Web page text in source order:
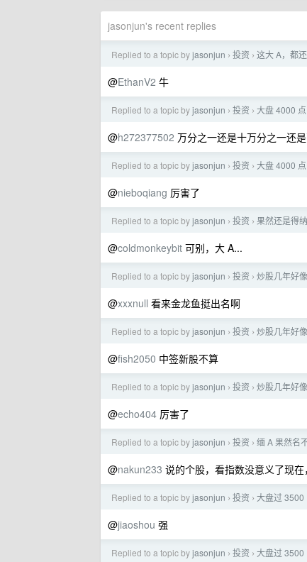
jasonjun's recent replies
Replied to a topic byjasonjun › 投资 › 这大 A，都
@EthanV2 牛
Replied to a topic byjasonjun › 投资 › 大盘 4000
@h272377502 万分之一还是十万分之一还
Replied to a topic byjasonjun › 投资 › 大盘 4000
@nieboqiang 厉害了
Replied to a topic byjasonjun › 投资 › 果然还是得
@coldmonkeybit 可别，大 A...
Replied to a topic byjasonjun › 投资 › 炒股几年好
@xxxnull 看来金龙鱼挺出名啊
Replied to a topic byjasonjun › 投资 › 炒股几年好
@fish2050 中签新股不算
Replied to a topic byjasonjun › 投资 › 炒股几年好
@echo404 厉害了
Replied to a topic byjasonjun › 投资 › 缅 A 果然名
@nakun233 说的个股，看指数没意义了现
Replied to a topic byjasonjun › 投资 › 大盘过 3500
@jiaoshou 强
Replied to a topic byjasonjun › 投资 › 大盘过 3500